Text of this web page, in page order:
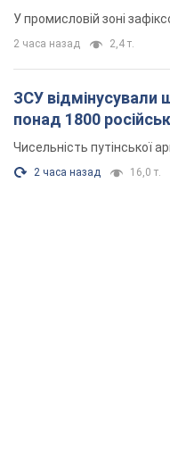
У промисловій зоні
2 часа назад 2,4 т.
ЗСУ відмінусували
понад 1800
Чисельність путінської
2 часа назад 16,0 т.